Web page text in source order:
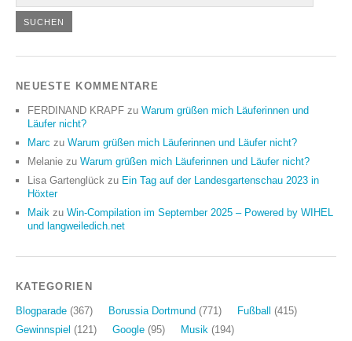
NEUESTE KOMMENTARE
FERDINAND KRAPF zu Warum grüßen mich Läuferinnen und
Läufer nicht?
Marc zu Warum grüßen mich Läuferinnen und Läufer nicht?
Melanie zu Warum grüßen mich Läuferinnen und Läufer nicht?
Lisa Gartenglück zu Ein Tag auf der Landesgartenschau 2023 in
Höxter
Maik zu Win-Compilation im September 2025 – Powered by WIHEL
und langweiledich.net
KATEGORIEN
Blogparade (367) Borussia Dortmund (771) Fußball
(415)
Gewinnspiel (121) Google (95) Musik (194)